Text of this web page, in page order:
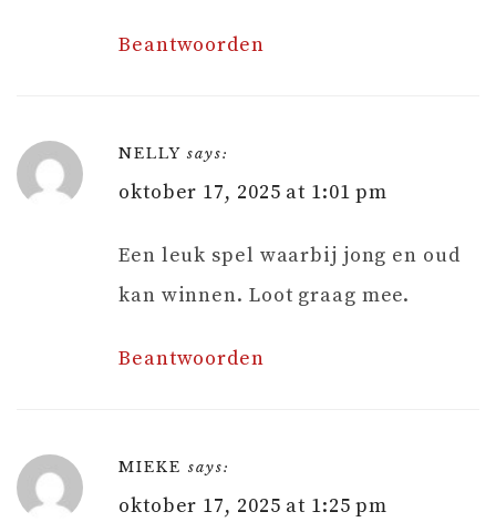
Beantwoorden
NELLY says:
oktober 17, 2025 at 1:01 pm
Een leuk spel waarbij jong en oud
kan winnen. Loot graag mee.
Beantwoorden
MIEKE says:
oktober 17, 2025 at 1:25 pm